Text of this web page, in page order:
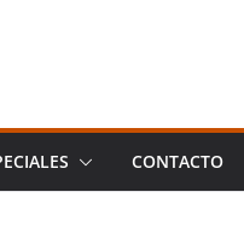
CONTACTO